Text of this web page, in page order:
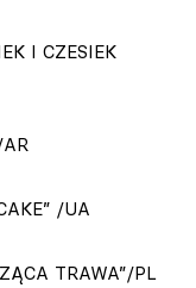
I CZESIEK
/UA
TRAWA”/PL